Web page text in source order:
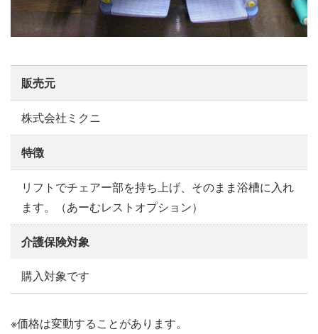
販売元
株式会社ミクニ
特徴
リフトでチェアー部を持ち上げ、そのまま浴槽に入れ
ます。（あーむレストオプション）
介護保険対象
購入対象です
※価格は変動することがあります。